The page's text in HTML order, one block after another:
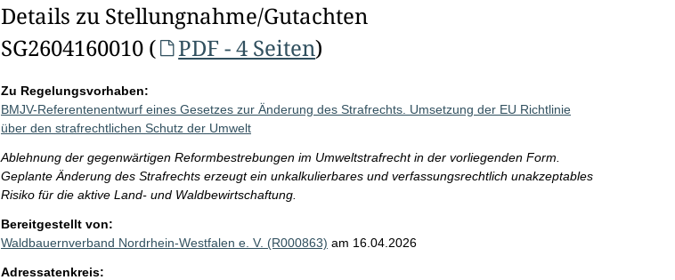
Details zu Stellungnahme/Gutachten
SG2604160010 (
PDF - 4 Seiten)
Zu Regelungsvorhaben:
BMJV-Referentenentwurf eines Gesetzes zur Änderung des Strafrechts. Umsetzung der EU Richtlinie
über den strafrechtlichen Schutz der Umwelt
Ablehnung der gegenwärtigen Reformbestrebungen im Umweltstrafrecht in der vorliegenden Form.
Geplante Änderung des Strafrechts erzeugt ein unkalkulierbares und verfassungsrechtlich unakzeptables
Risiko für die aktive Land- und Waldbewirtschaftung.
Bereitgestellt von:
Waldbauernverband Nordrhein-Westfalen e. V. (R000863) am 16.04.2026
Adressatenkreis: